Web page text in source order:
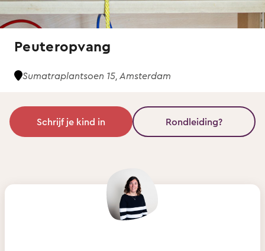
Peuteropvang
Sumatraplantsoen 15, Amsterdam
Schrijf je kind in Rondleiding?